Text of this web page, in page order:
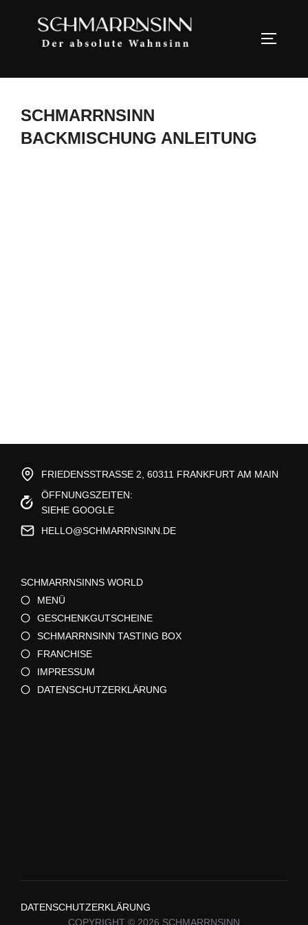
SCHMARRNSINN
BACKMISCHUNG ANLEITUNG
FRIEDENSSTRASSE 2, 60311 FRANKFURT AM MAIN
ÖFFNUNGSZEITEN:
SIEHE GOOGLE
HELLO@SCHMARRNSINN.DE
SCHMARRNSINNS WORLD
MENÜ
GESCHENKGUTSCHEINE
SCHMARRNSINN TASTING BOX
FRANCHISE
IMPRESSUM
DATENSCHUTZERKLÄRUNG
DATENSCHUTZERKLÄRUNG
COPYRIGHT © 2026 SCHMARRNSINN